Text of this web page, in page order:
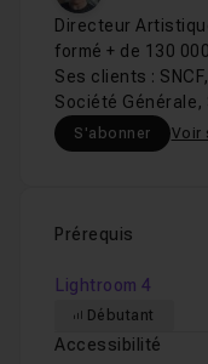
Directeur
formé + de 130
Ses clients :
Société
S'abonner Voir
Prérequis
Lightroom 4
Débutant
Accessibilité